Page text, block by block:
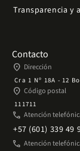
Transparencia y
Contacto
place Dirección
Cra 1 Nº 18A - 12
place Código postal
111711
phone Atención
+57 (601) 339 49
phone Atención